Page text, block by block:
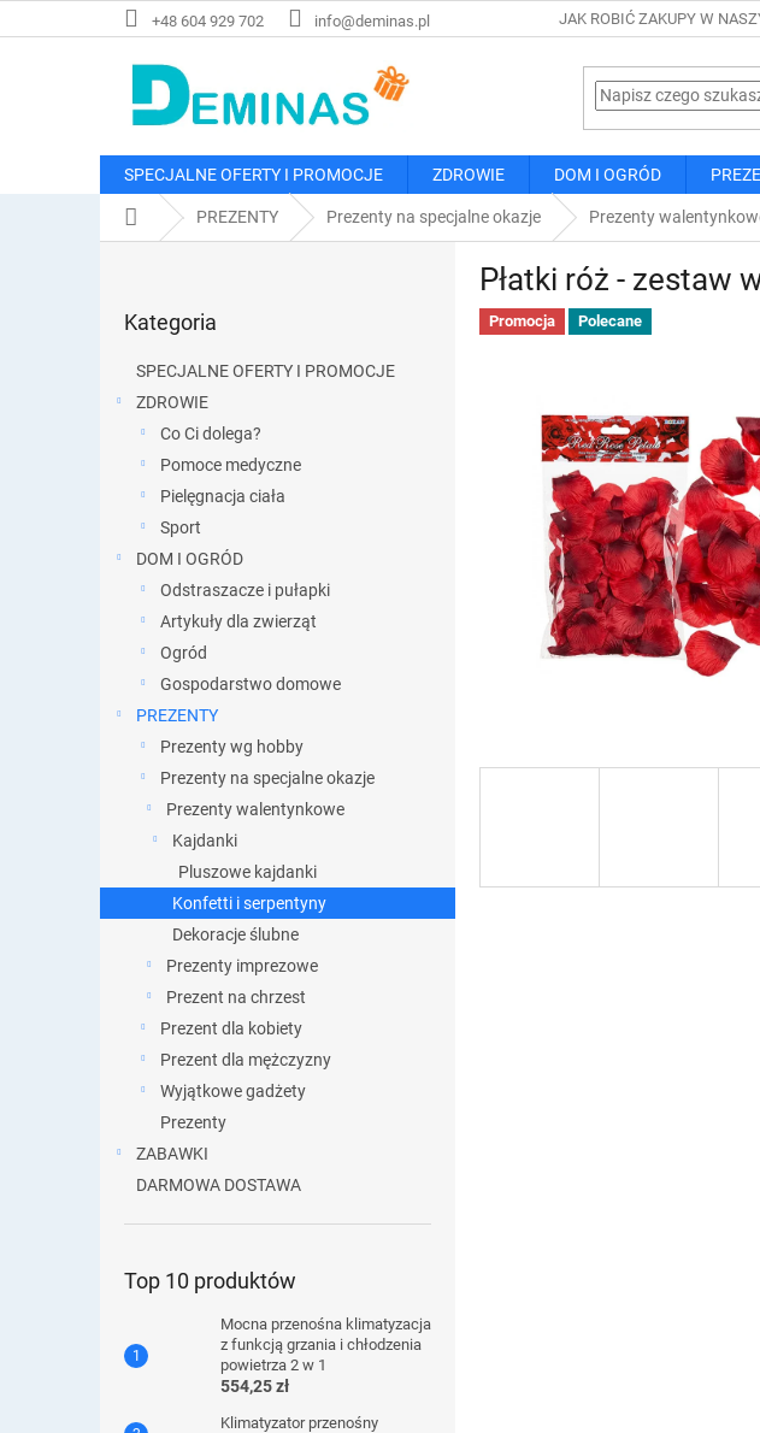
do
+48 604 929 702 info@deminas.pl JAK ROBIĆ ZAKUPY W
SPECJALNE OFERTY I PROMOCJE ZDROWIE DOM I OGRÓD
Home PREZENTY Prezenty na specjalne okazje Prezenty
kategorie
Kategoria
SPECJALNE OFERTY I PROMOCJE
ZDROWIE
Co Ci dolega?
Pomoce medyczne
Pielęgnacja ciała
Sport
DOM I OGRÓD
Odstraszacze i pułapki
Artykuły dla zwierząt
Ogród
Gospodarstwo domowe
PREZENTY
Prezenty wg hobby
Prezenty na specjalne okazje
Prezenty walentynkowe
Kajdanki
Pluszowe kajdanki
Konfetti i serpentyny
Dekoracje ślubne
Prezenty imprezowe
Prezent na chrzest
Prezent dla kobiety
Prezent dla mężczyzny
Wyjątkowe gadżety
Prezenty
ZABAWKI
DARMOWA DOSTAWA
Top 10 produktów
Mocna przenośna klimatyzacja
z funkcją grzania i chłodzenia
powietrza 2 w 1
554,25 zł
Klimatyzator przenośny
Płatki róż - zestaw
Promocja Polecane